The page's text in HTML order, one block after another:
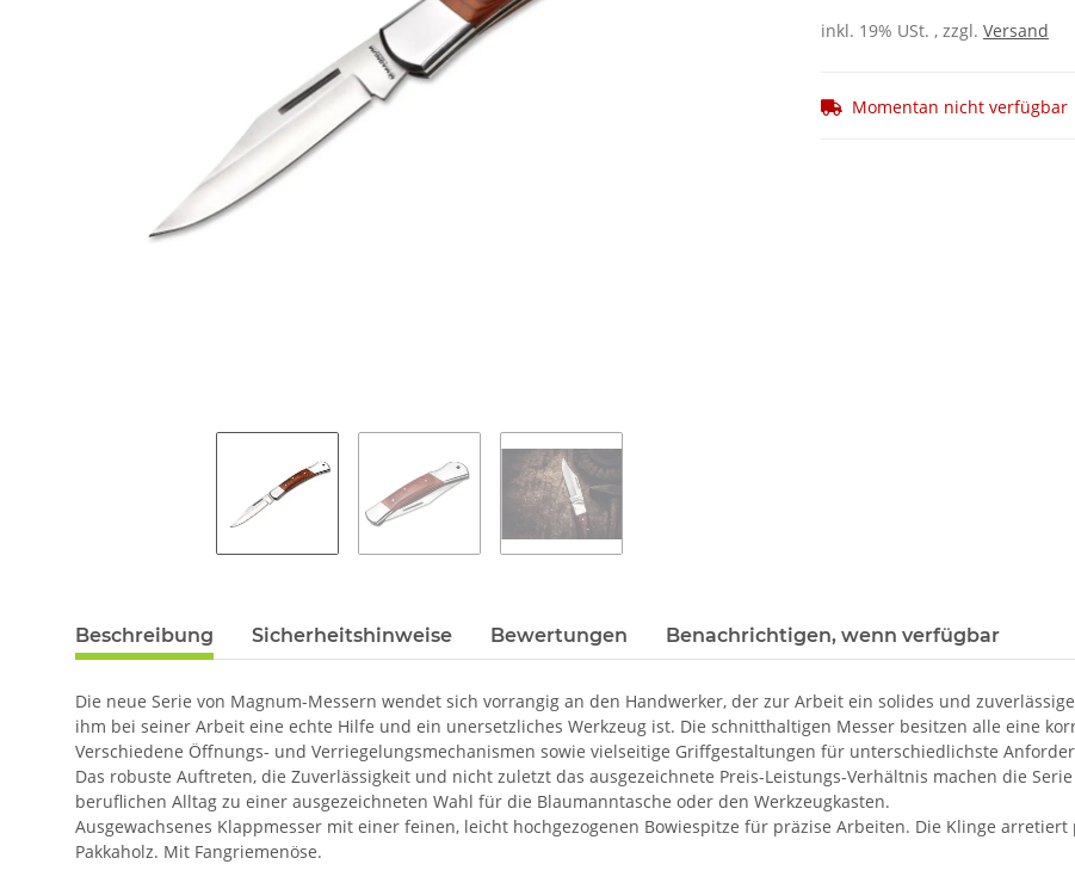
inkl. 19% USt. , zzgl. Versand
Momentan nicht verfügbar
Beschreibung Sicherheitshinweise Bewertungen Benachrichtigen, wenn verfügbar
Die neue Serie von Magnum-Messern wendet sich vorrangig an den Handwerker, der zur Arbeit ein solides und
ihm bei seiner Arbeit eine echte Hilfe und ein unersetzliches Werkzeug ist. Die schnitthaltigen Messer besitzen alle eine
Verschiedene Öffnungs- und Verriegelungsmechanismen sowie vielseitige Griffgestaltungen für unterschiedlichste
Das robuste Auftreten, die Zuverlässigkeit und nicht zuletzt das ausgezeichnete Preis-Leistungs-Verhältnis machen die
beruflichen Alltag zu einer ausgezeichneten Wahl für die Blaumanntasche oder den Werkzeugkasten.
Ausgewachsenes Klappmesser mit einer feinen, leicht hochgezogenen Bowiespitze für präzise Arbeiten. Die Klinge
Pakkaholz. Mit Fangriemenöse.